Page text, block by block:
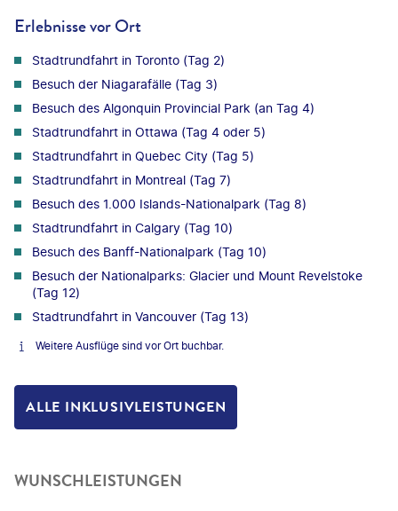
Erlebnisse vor Ort
Stadtrundfahrt in Toronto (Tag 2)
Besuch der Niagarafälle (Tag 3)
Besuch des Algonquin Provincial Park (an Tag 4)
Stadtrundfahrt in Ottawa (Tag 4 oder 5)
Stadtrundfahrt in Quebec City (Tag 5)
Stadtrundfahrt in Montreal (Tag 7)
Besuch des 1.000 Islands-Nationalpark (Tag 8)
Stadtrundfahrt in Calgary (Tag 10)
Besuch des Banff-Nationalpark (Tag 10)
Besuch der Nationalparks: Glacier und Mount Revelstoke
(Tag 12)
Stadtrundfahrt in Vancouver (Tag 13)
Weitere Ausflüge sind vor Ort buchbar.
ALLE INKLUSIVLEISTUNGEN
WUNSCHLEISTUNGEN